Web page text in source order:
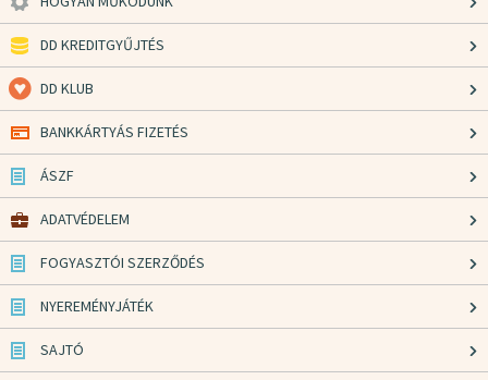
DD KREDITGYŰJTÉS
DD KLUB
BANKKÁRTYÁS FIZETÉS
ÁSZF
ADATVÉDELEM
FOGYASZTÓI SZERZŐDÉS
NYEREMÉNYJÁTÉK
SAJTÓ